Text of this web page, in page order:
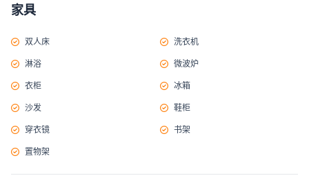
家具
双人床 洗衣机
淋浴 微波炉
衣柜 冰箱
沙发 鞋柜
穿衣镜 书架
置物架